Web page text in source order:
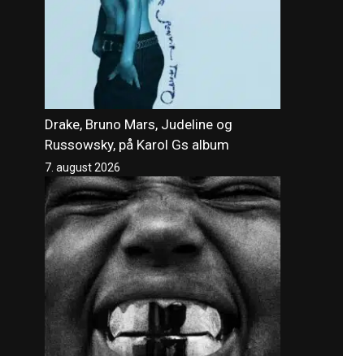
Drake, Bruno Mars, Judeline og
Russowsky, på Karol Gs album
7. august 2026